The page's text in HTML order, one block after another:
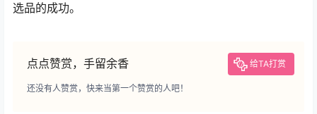
选品的成功。
点点赞赏，手留余香 给TA打赏
还没有人赞赏，快来当第一个赞赏的人吧！